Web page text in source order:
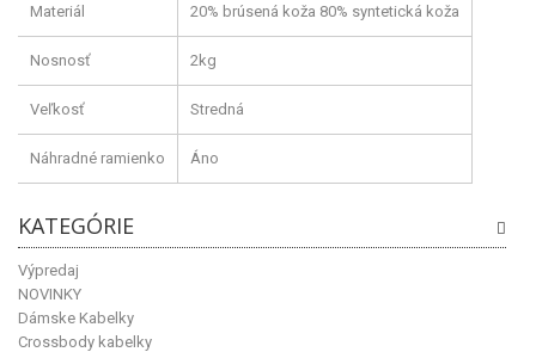
KATEGÓRIE
Výpredaj
NOVINKY
Dámske Kabelky
Crossbody kabelky
Materiál 20% brúsená koža 80% syntetická koža
Nosnosť 2kg
Veľkosť Stredná
Náhradné ramienko Áno